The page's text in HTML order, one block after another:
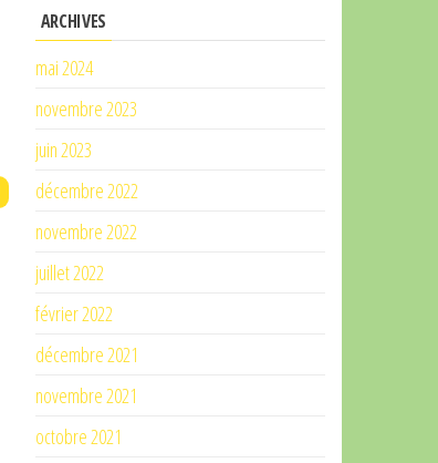
ARCHIVES
mai 2024
novembre 2023
juin 2023
décembre 2022
novembre 2022
juillet 2022
février 2022
décembre 2021
novembre 2021
octobre 2021